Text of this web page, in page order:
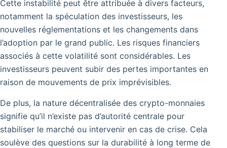
Cette instabilité peut être attribuée à divers facteurs,
notamment la spéculation des investisseurs, les
nouvelles réglementations et les changements dans
l’adoption par le grand public. Les risques financiers
associés à cette volatilité sont considérables. Les
investisseurs peuvent subir des pertes importantes en
raison de mouvements de prix imprévisibles.
De plus, la nature décentralisée des crypto-monnaies
signifie qu’il n’existe pas d’autorité centrale pour
stabiliser le marché ou intervenir en cas de crise. Cela
soulève des questions sur la durabilité à long terme de